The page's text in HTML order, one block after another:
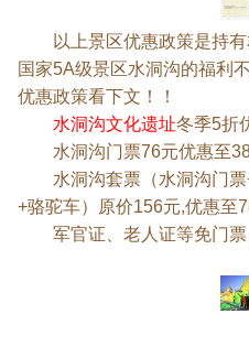
以上景区优惠政策是持有
国家5A级景区水洞沟的福利
优惠政策看下文！！
水洞沟文化遗址冬季5折
水洞沟门票76元优惠至38
水洞沟套票（水洞沟门票
+骆驼车）原价156元,优惠至
军官证、老人证等免门票